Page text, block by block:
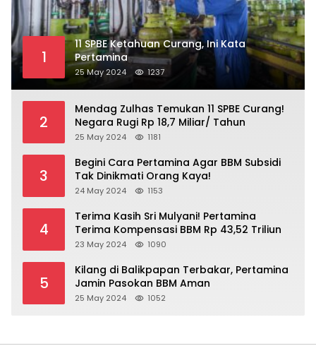
1
11 SPBE Ketahuan Curang, Ini Kata
Pertamina
25 May 2024 1237
2
Mendag Zulhas Temukan 11 SPBE Curang!
Negara Rugi Rp 18,7 Miliar/ Tahun
25 May 2024 1181
3
Begini Cara Pertamina Agar BBM Subsidi
Tak Dinikmati Orang Kaya!
24 May 2024 1153
4
Terima Kasih Sri Mulyani! Pertamina
Terima Kompensasi BBM Rp 43,52 Triliun
23 May 2024 1090
5
Kilang di Balikpapan Terbakar, Pertamina
Jamin Pasokan BBM Aman
25 May 2024 1052